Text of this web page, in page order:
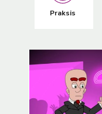
Praksis